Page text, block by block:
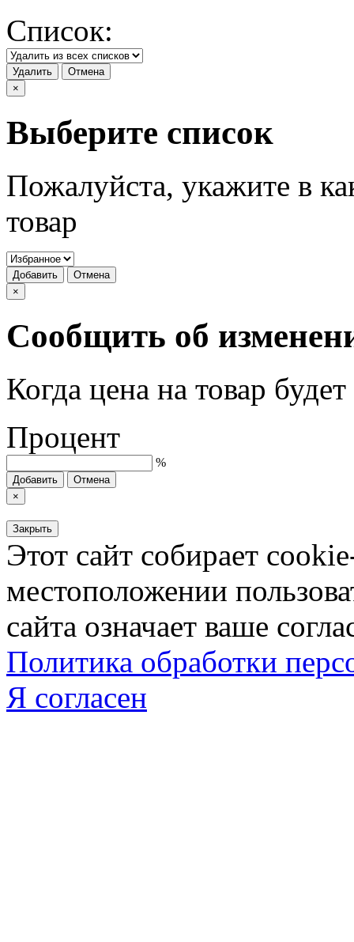
Список:
Удалить
Отмена
×
Выберите список
Пожалуйста, укажите в
товар
Добавить
Отмена
×
Сообщить об
Когда цена на товар
Процент
%
Добавить
Отмена
×
Закрыть
Этот сайт собирает
местоположении
сайта означает ваше
Политика обработки
Я согласен